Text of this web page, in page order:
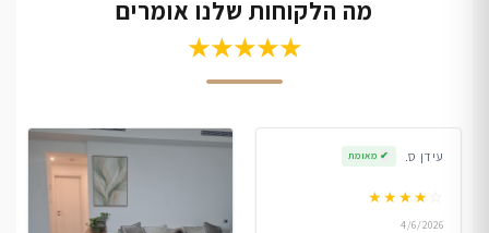
מה הלקוחות שלנו אומרים
★★★★★
עידן ס. ✔ מאומת
★★★★
4/6/2026